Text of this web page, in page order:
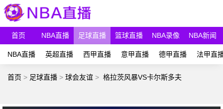
首页 NBA直播 足球直播 篮球直播 NBA录像 NBA新闻
NBA直播 英超直播 西甲直播 意甲直播 德甲直播 法甲直
首页 > 足球直播 > 球会友谊 > 格拉茨风暴VS卡尔斯多夫